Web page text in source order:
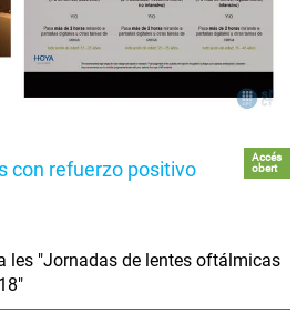
con refuerzo positivo
Accés
obert
les "Jornadas de lentes oftálmicas